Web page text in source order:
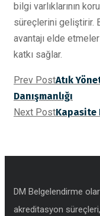
bilgi varlıklarının
süreçlerini geliştirir.
avantajı elde
katkı sağlar.
Prev PostAtık
Danışmanlığı
Next PostKapasite
DM Belgelendirme
akreditasyon süreçleri,